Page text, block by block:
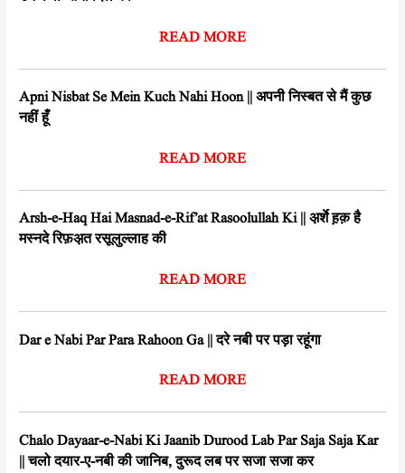
READ MORE
Apni Nisbat Se Mein Kuch Nahi Hoon || अपनी निस्बत से मैं कुछ
नहीं हूँ
READ MORE
Arsh-e-Haq Hai Masnad-e-Rif’at Rasoolullah Ki || अ़र्शे ह़क़ है
मस्नदे रिफ़अ़त रसूलुल्लाह की
READ MORE
Dar e Nabi Par Para Rahoon Ga || दरे नबी पर पड़ा रहूंगा
READ MORE
Chalo Dayaar-e-Nabi Ki Jaanib Durood Lab Par Saja Saja Kar
|| चलो दयार-ए-नबी की जानिब, दुरूद लब पर सजा सजा कर